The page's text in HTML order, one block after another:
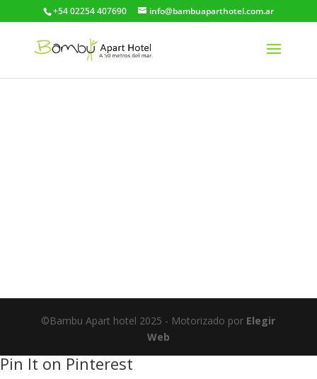
+54 02254 407690 info@bambuaparthotel.com.ar
©Bambu Apart hotel 2025 - Motorizado por Elegir
Web
Pin It on Pinterest